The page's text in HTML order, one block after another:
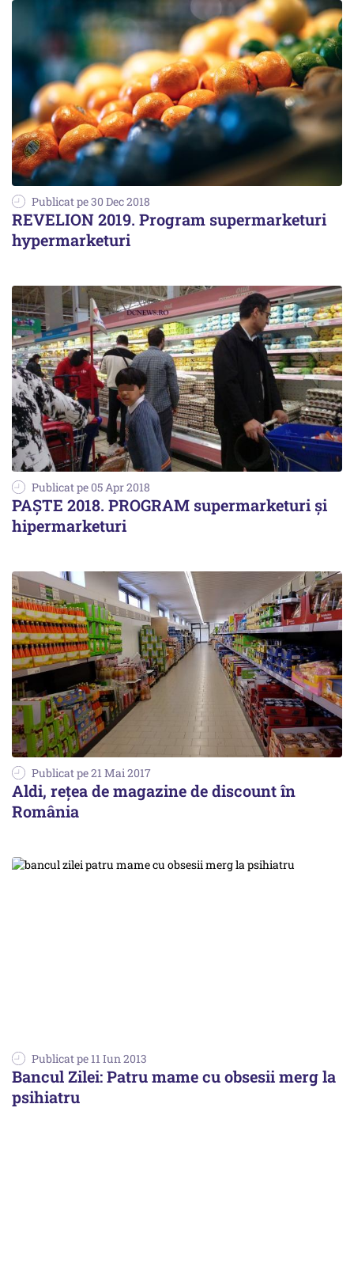
Publicat pe 30 Dec 2018
REVELION 2019. Program supermarketuri
hypermarketuri
Publicat pe 05 Apr 2018
PAȘTE 2018. PROGRAM supermarketuri și
hipermarketuri
Publicat pe 21 Mai 2017
Aldi, rețea de magazine de discount în
România
Publicat pe 11 Iun 2013
Bancul Zilei: Patru mame cu obsesii merg la
psihiatru